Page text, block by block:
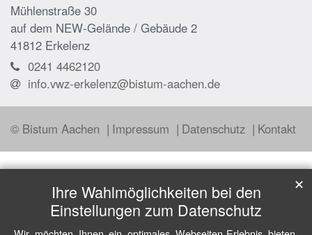
Mühlenstraße 30
auf dem NEW-Gelände / Gebäude 2
41812 Erkelenz
0241 4462120
info.vwz-erkelenz@bistum-aachen.de
© Bistum Aachen Impressum Datenschutz Kontakt
Ihre Wahlmöglichkeiten bei den
Einstellungen zum Datenschutz
✕